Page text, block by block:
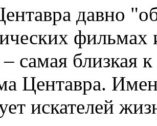
давно
фильмах
самая близкая
Центавра.
искателей